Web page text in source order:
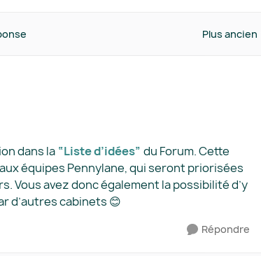
Réponses
Plus ancien
dans la “Liste d’idées” du Forum. Cette
équipes Pennylane, qui seront priorisées
Vous avez donc également la possibilité d’y
d’autres cabinets 😊
Répondre